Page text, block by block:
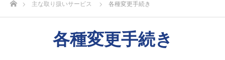
主な取り扱いサービス 各種変更手続き
各種変更手続き